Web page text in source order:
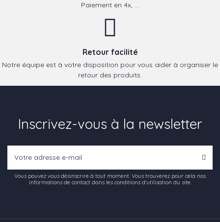
Paiement en 4x, ...
Retour facilité
Notre équipe est à votre disposition pour vous aider à organiser le
retour des produits.
Inscrivez-vous à la newsletter
Vous pouvez vous désinscrire à tout moment. Vous trouverez pour cela nos
informations de contact dans les conditions d'utilisation du site.